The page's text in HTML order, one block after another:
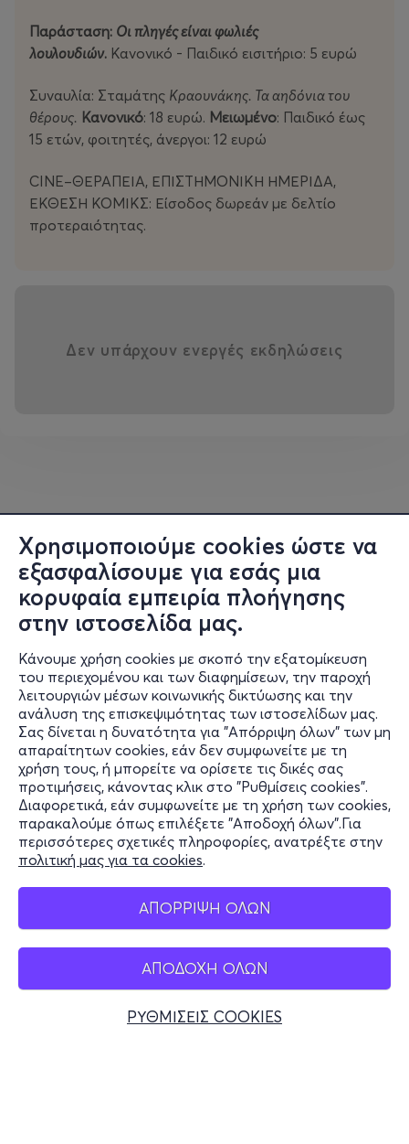
Χρησιμοποιούμε cookies ώστε να
εξασφαλίσουμε για εσάς μια
κορυφαία εμπειρία πλοήγησης
στην ιστοσελίδα μας.
Κάνουμε χρήση cookies με σκοπό την εξατομίκευση
του περιεχομένου και των διαφημίσεων, την παροχή
λειτουργιών μέσων κοινωνικής δικτύωσης και την
ανάλυση της επισκεψιμότητας των ιστοσελίδων μας.
Σας δίνεται η δυνατότητα για "Απόρριψη όλων" των μη
απαραίτητων cookies, εάν δεν συμφωνείτε με τη
χρήση τους, ή μπορείτε να ορίσετε τις δικές σας
προτιμήσεις, κάνοντας κλικ στο "Ρυθμίσεις cookies".
Διαφορετικά, εάν συμφωνείτε με τη χρήση των cookies,
παρακαλούμε όπως επιλέξετε "Αποδοχή όλων".Για
περισσότερες σχετικές πληροφορίες, ανατρέξτε στην
πολιτική μας για τα cookies.
ΑΠΟΡΡΙΨΗ ΟΛΩΝ
ΑΠΟΔΟΧΗ ΟΛΩΝ
ΡΥΘΜΙΣΕΙΣ COOKIES
Μάρθα Φριντζήλα-Kubara project & Kalogeraki bros
προσωπικές αλλά και σε παγκόσμια κλίμακα, ζούμε
στιγμές ποίησης και τρέλας, στην ασφάλεια που μόνο η
Τέχνη μπορεί να προσφέρει. Στήνουμε μαζί, ένα
πάει να μας καταπιεί.
Παίζουν κι ερμηνεύουν
Βασίλης Μαντζούκης, τύμπανα, κιθάρα
και οι
Μιχάλης Καλογεράκης, κιθάρα, φωνή, χορευτικά
Παντελής Καλογεράκης, φωνή, χορευτικά
ΣΥΝΑΥΛΙΑ | ΛΑΟΓΡΑΦΙΚΟ ΜΟΥΣΕΙΟ ΚΥΜΗΣ
Δευτέρα 21 Ιουλίου | 21.00
«Λογισμοί και διαλογισμοί. Μουσικές συνομιλίες Απόλλωνα
και Διονύσου. Ένα θεραπευτικό μουσικό ταξίδι με ένα πιάνο
και δύο φωνές»
Μια μουσική παράσταση που κινείται στη γέφυρα
τέχνης και θεραπείας. Συνθέσεις του
Ξανθούλας Ντακοβάνουπου περιλαμβάνουν
Παίζουν και ερμηνεύουν:Θανάσης Δρίτσας, Ξανθούλα
Ντακοβάνου.
Παράσταση: Οι πληγές είναι φωλιές
λουλουδιών. Κανονικό - Παιδικό εισιτήριο: 5 ευρώ
Συναυλία: Σταμάτης Κραουνάκης. Τα αηδόνια του
θέρους. Κανονικό: 18 ευρώ. Μειωμένο: Παιδικό έως
15 ετών, φοιτητές, άνεργοι: 12 ευρώ
CINE–ΘΕΡΑΠΕΙΑ, ΕΠΙΣΤΗΜΟΝΙΚΗ ΗΜΕΡΙΔΑ,
ΕΚΘΕΣΗ ΚΟΜΙΚΣ: Είσοδος δωρεάν με δελτίο
προτεραιότητας.
Δεν υπάρχουν ενεργές εκδηλώσεις
Πληροφορίες
Υποστήριξη
Stay Connected
Mobile app